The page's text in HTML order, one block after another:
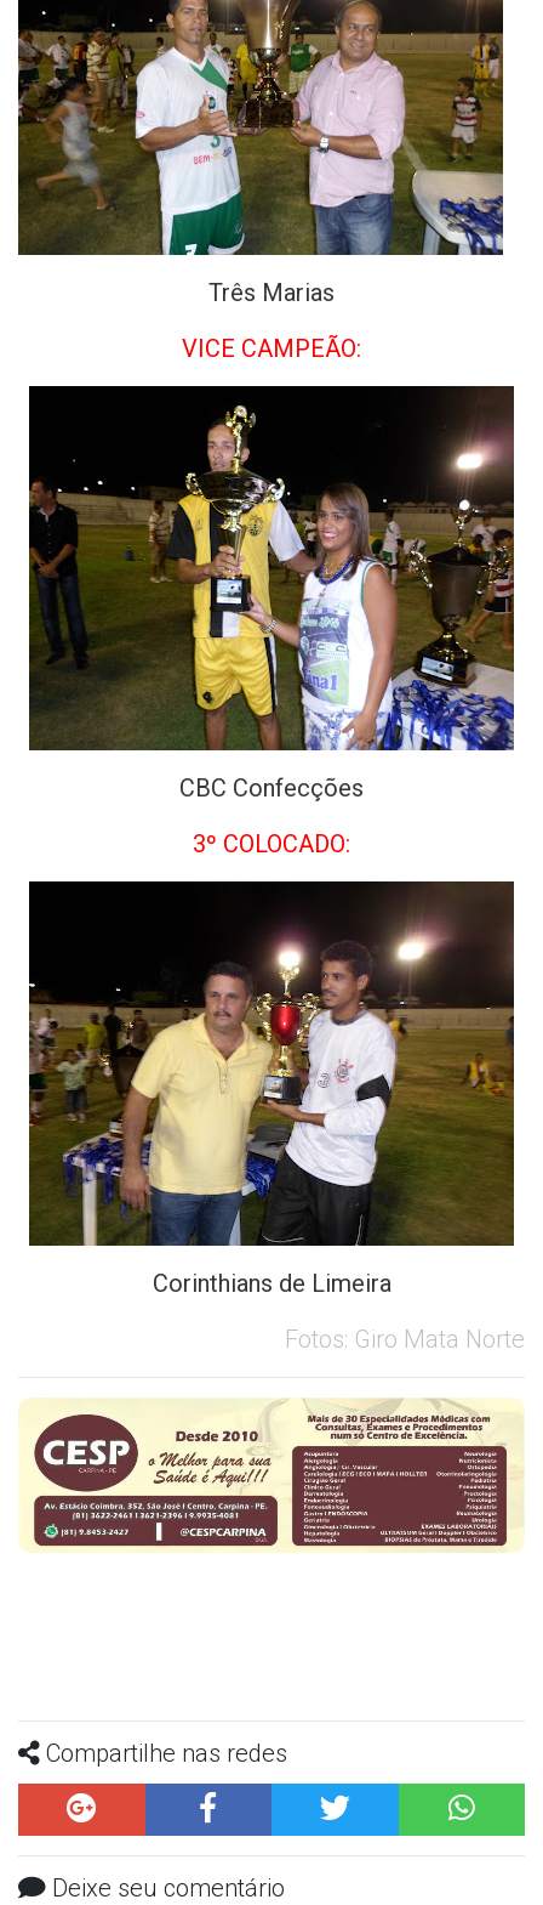
Três Marias
VICE CAMPEÃO:
CBC Confecções
3º COLOCADO:
Corinthians de Limeira
Fotos: Giro Mata Norte
Compartilhe nas redes
Deixe seu comentário